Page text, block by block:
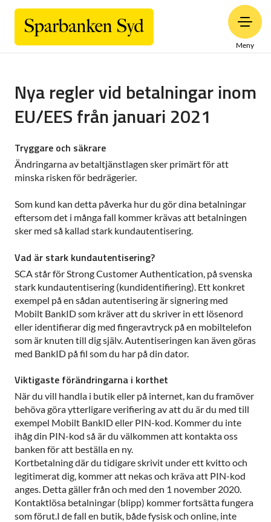
Meny
Nya regler vid betalningar inom
EU/EES från januari 2021
Tryggare och säkrare
Ändringarna av betaltjänstlagen sker primärt för att
minska risken för bedrägerier.
Som kund kan detta påverka hur du gör dina betalningar
eftersom det i många fall kommer krävas att betalningen
sker med så kallad stark kundautentisering.
Vad är stark kundautentisering?
SCA står för Strong Customer Authentication, på svenska
stark kundautentisering (kundidentifiering). Ett konkret
exempel på en sådan autentisering är signering med
Mobilt BankID som kräver att du skriver in ett lösenord
eller identifierar dig med fingeravtryck på en mobiltelefon
som är knuten till dig själv. Autentiseringen kan även göras
med BankID på fil som du har på din dator.
Viktigaste förändringarna i korthet
När du vill handla i butik eller på internet, kan du framöver
behöva göra ytterligare verifiering av att du är du med till
exempel Mobilt BankID eller PIN-kod. Kommer du inte
ihåg din PIN-kod så är du välkommen att kontakta oss
banken för att beställa en ny.
Kortbetalning där du tidigare skrivit under ett kvitto och
legitimerat dig, kommer att nekas och kräva att PIN-kod
anges. Detta gäller från och med den 1 november 2020.
Kontaktlösa betalningar (blipp) kommer fortsätta fungera
som förut.I de fall en butik, både fysisk och online, inte